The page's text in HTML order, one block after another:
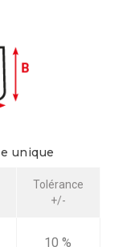
unique
Tolérance
+/-
10 %